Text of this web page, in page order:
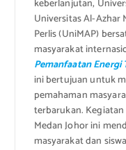
keberlanjutan,
Universitas Al-Azhar
Perlis (UniMAP)
masyarakat
Pemanfaatan
ini bertujuan untuk
pemahaman
terbarukan.
Medan Johor ini
masyarakat dan